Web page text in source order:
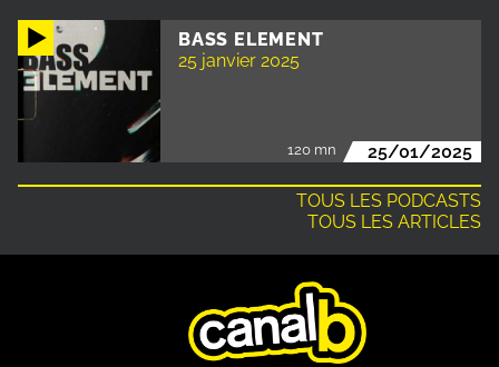
BASS ELEMENT
25 janvier 2025
120 mn 25/01/2025
TOUS LES PODCASTS
TOUS LES ARTICLES